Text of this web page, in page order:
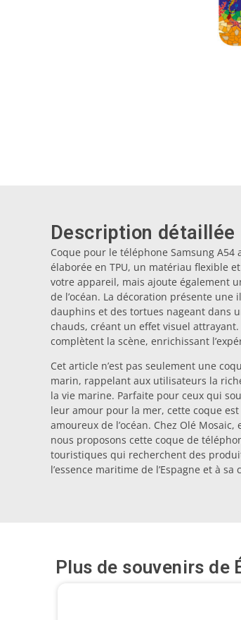
Description détaillée
Coque pour le téléphone Samsung
élaborée en TPU, un matériau flexible
votre appareil, mais ajoute également
de l’océan. La décoration présente
dauphins et des tortues nageant dans
chauds, créant un effet visuel
complètent la scène, enrichissant
Cet article n’est pas seulement une
marin, rappelant aux utilisateurs la
la vie marine. Parfaite pour ceux qui
leur amour pour la mer, cette coque
amoureux de l’océan. Chez Olé
nous proposons cette coque de
touristiques qui recherchent des
l’essence maritime de l’Espagne et à
Plus de souvenirs de